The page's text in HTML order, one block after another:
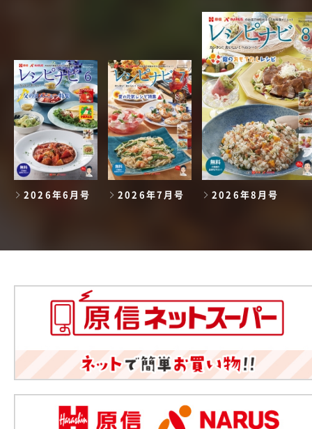
2026年6月号 2026年7月号 2026年8月号